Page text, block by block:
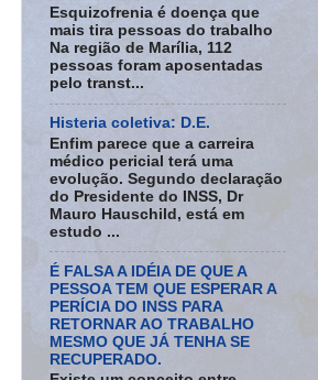
Esquizofrenia é doença que
mais tira pessoas do trabalho
Na região de Marília, 112
pessoas foram aposentadas
pelo transt...
Histeria coletiva: D.E.
Enfim parece que a carreira
médico pericial terá uma
evolução. Segundo declaração
do Presidente do INSS, Dr
Mauro Hauschild, está em
estudo ...
É FALSA A IDÉIA DE QUE A
PESSOA TEM QUE ESPERAR A
PERÍCIA DO INSS PARA
RETORNAR AO TRABALHO
MESMO QUE JÁ TENHA SE
RECUPERADO.